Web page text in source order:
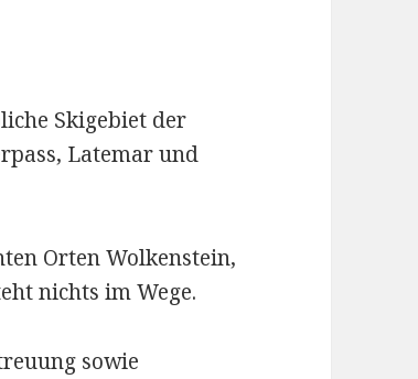
Skigebiet der
Latemar und
Orten Wolkenstein,
nichts im Wege.
sowie